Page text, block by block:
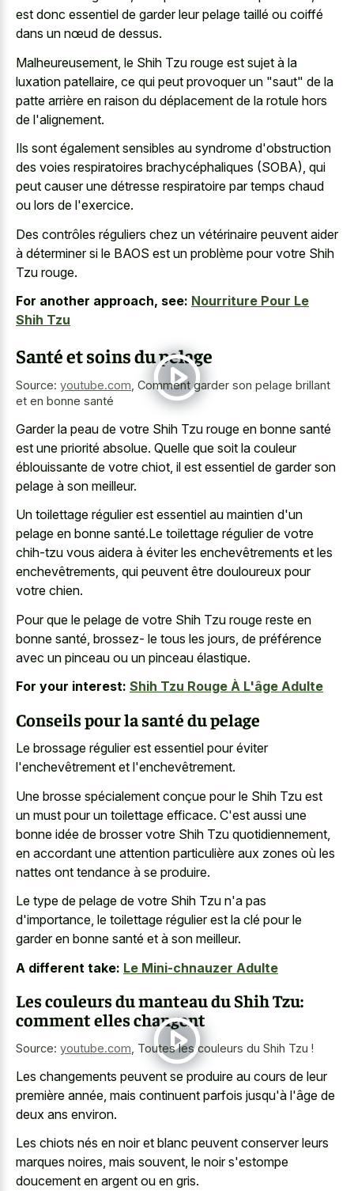
est donc essentiel de garder leur pelage taillé ou coiffé
dans un nœud de dessus.
Malheureusement, le Shih Tzu rouge est sujet à la
luxation patellaire, ce qui peut provoquer un "saut" de la
patte arrière en raison du déplacement de la rotule hors
de l'alignement.
Ils sont également sensibles au syndrome d'obstruction
des voies respiratoires brachycéphaliques (SOBA), qui
peut causer une détresse respiratoire par temps chaud
ou lors de l'exercice.
Des contrôles réguliers chez un vétérinaire peuvent aider
à déterminer si le BAOS est un problème pour votre Shih
Tzu rouge.
For another approach, see: Nourriture Pour Le
Shih Tzu
Santé et soins du pelage
Source: youtube.com, Comment garder son pelage brillant
et en bonne santé
Garder la peau de votre Shih Tzu rouge en bonne santé
est une priorité absolue. Quelle que soit la couleur
éblouissante de votre chiot, il est essentiel de garder son
pelage à son meilleur.
Un toilettage régulier est essentiel au maintien d'un
pelage en bonne santé.Le toilettage régulier de votre
chih-tzu vous aidera à éviter les enchevêtrements et les
enchevêtrements, qui peuvent être douloureux pour
votre chien.
Pour que le pelage de votre Shih Tzu rouge reste en
bonne santé, brossez- le tous les jours, de préférence
avec un pinceau ou un pinceau élastique.
For your interest: Shih Tzu Rouge À L'âge Adulte
Conseils pour la santé du pelage
Le brossage régulier est essentiel pour éviter
l'enchevêtrement et l'enchevêtrement.
Une brosse spécialement conçue pour le Shih Tzu est
un must pour un toilettage efficace. C'est aussi une
bonne idée de brosser votre Shih Tzu quotidiennement,
en accordant une attention particulière aux zones où les
nattes ont tendance à se produire.
Le type de pelage de votre Shih Tzu n'a pas
d'importance, le toilettage régulier est la clé pour le
garder en bonne santé et à son meilleur.
A different take: Le Mini-chnauzer Adulte
Les couleurs du manteau du Shih Tzu:
comment elles changent
Source: youtube.com, Toutes les couleurs du Shih Tzu !
Les changements peuvent se produire au cours de leur
première année, mais continuent parfois jusqu'à l'âge de
deux ans environ.
Les chiots nés en noir et blanc peuvent conserver leurs
marques noires, mais souvent, le noir s'estompe
doucement en argent ou en gris.